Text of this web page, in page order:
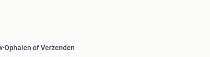
Ophalen of Verzenden